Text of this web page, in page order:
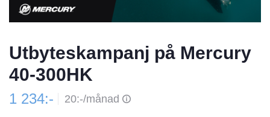
Utbyteskampanj på Mercury
40-300HK
1 234:- 20:-/månad